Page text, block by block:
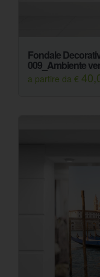
Fondale
009_Ambiente
a partire da €